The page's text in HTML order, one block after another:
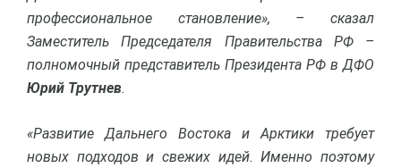
профессиональное становление», – сказал
Заместитель Председателя Правительства РФ –
полномочный представитель Президента РФ в ДФО
Юрий Трутнев.
«Развитие Дальнего Востока и Арктики требует
новых подходов и свежих идей. Именно поэтому